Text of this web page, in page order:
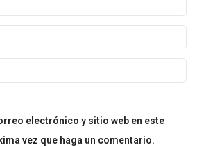
electrónico y sitio web en este
vez que haga un comentario.